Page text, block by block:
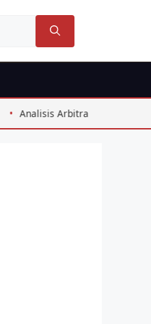
Bitcoin Exchange Indonesia